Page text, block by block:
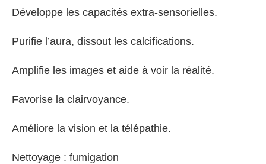
Développe les capacités extra-sensorielles.
Purifie l’aura, dissout les calcifications.
Amplifie les images et aide à voir la réalité.
Favorise la clairvoyance.
Améliore la vision et la télépathie.
Nettoyage : fumigation